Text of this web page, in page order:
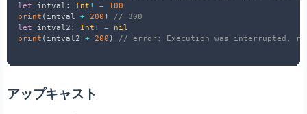
let intval : Int ! =
100
print ( intval + 200 )
// 300
let intval2 : Int ! =
nil
print ( intval2 + 200 ) // error: Execution was interrupted, reason:
アップキャスト